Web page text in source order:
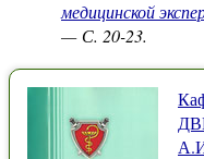
медицинской
— С. 20-23.